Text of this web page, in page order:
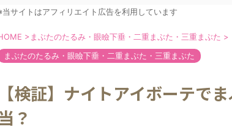
当サイトはアフィリエイト広告を利用しています
> まぶたのたるみ・眼瞼下垂・二重まぶた・三重まぶた >
まぶたのたるみ・眼瞼下垂・二重まぶた・三重まぶた
【検証】ナイトアイボーテで
当？